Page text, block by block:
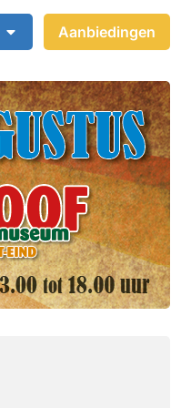
Aanbiedingen